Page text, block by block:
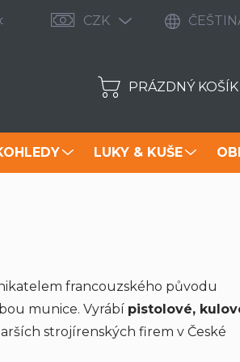
značky Zbrojní průkaz 2021:
CZK
NÁKUPNÍ
PRÁZDNÝ KOŠÍK
LUKY & KUŠE
francouzského původu
munice. Vyrábí pistolové,
strojírenských firem v České